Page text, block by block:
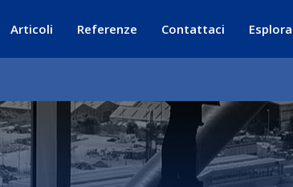
Articoli Referenze Contattaci Esplora